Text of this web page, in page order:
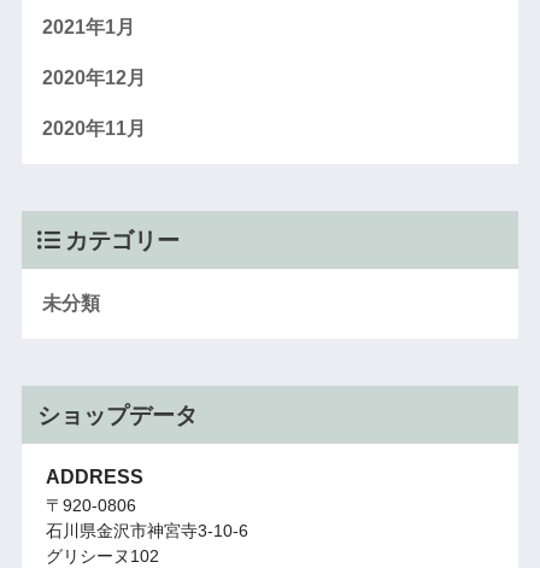
2021年1月
2020年12月
2020年11月
カテゴリー
未分類
ショップデータ
ADDRESS
〒920-0806
石川県金沢市神宮寺3-10-6
グリシーヌ102